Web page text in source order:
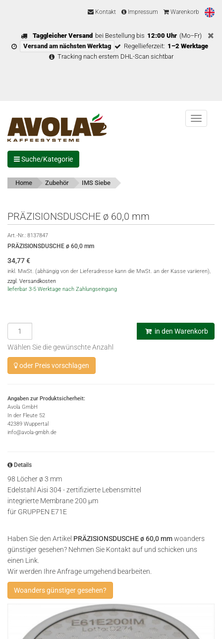
Kontakt Impressum Warenkorb
Taggleicher Versand bei Bestellung bis 12:00 Uhr (Mo–Fr)
Versand am nächsten Werktag
Regellieferzeit: 1–2 Werktage
Tracking nach erstem DHL-Scan sichtbar
Menu
Suche/Kategorie
Home Zubehör IMS Siebe
PRÄZISIONSDUSCHE ø 60,0 mm
Art.-Nr.: 8137847
PRÄZISIONSDUSCHE ø 60,0 mm
34,77€
inkl. MwSt. (abhängig von der Lieferadresse kann die MwSt. an der Kasse variieren),
zzgl. Versandkosten
lieferbar 3-5 Werktage nach Zahlungseingang
in den Warenkorb
Wählen Sie die gewünschte Anzahl
oder Preis vorschlagen
Angaben zur Produktsicherheit:
Avola GmbH
In der Fleute 52
42389 Wuppertal
info@avola-gmbh.de
Details
98 Löcher ø 3 mm
Edelstahl Aisi 304 - zertifizierte Lebensmittel
integrierte Membrane 200 µm
für GRUPPEN E71E
Haben Sie den Artikel PRÄZISIONSDUSCHE ø 60,0 mmwoanders
günstiger gesehen? Nehmen Sie Kontakt auf und schicken uns
einen Link.
Wir werden Ihre Anfrage umgehend bearbeiten.
Woanders günstiger gesehen?